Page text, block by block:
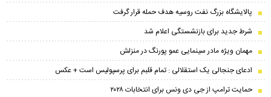
پالایشگاه بزرگ نفت روسیه هدف حمله قرار گرفت
شرط جدید برای بازنشستگی اعلام شد
مهمان ویژه مادر سینمایی عمو پورنگ در منزلش
ادعای جنجالی یک استقلالی : تمام قلبم برای پرسپولیس است + عکس
حمایت ترامپ از جی دی ونس برای انتخابات ۲۰۲۸